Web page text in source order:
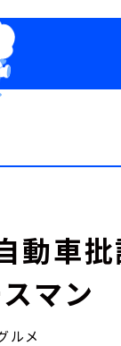
動車
マン
ルメ